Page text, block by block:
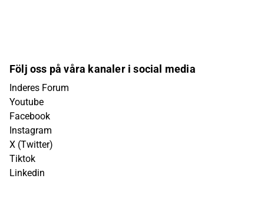
Följ oss på våra kanaler i social media
Inderes Forum
Youtube
Facebook
Instagram
X (Twitter)
Tiktok
Linkedin